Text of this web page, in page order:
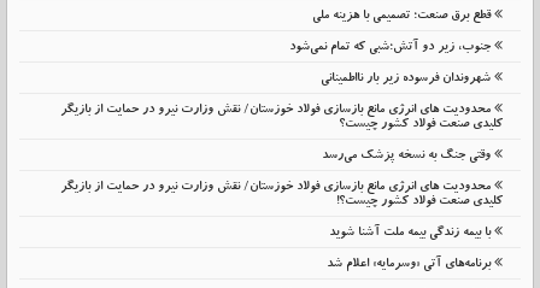
قطع برق صنعت؛ تصمیمی با هزینه ملی
جنوب، زیر دو آتش؛شبی که تمام نمی‌شود
شهروندان فرسوده زیر بار نااطمینانی
محدودیت های انرژی مانع بازسازی فولاد خوزستان/ نقش وزارت نیرو در حمایت از بازیگر
کلیدی صنعت فولاد کشور چیست؟
وقتی جنگ به نسخه پزشک می‌رسد
محدودیت های انرژی مانع بازسازی فولاد خوزستان/ نقش وزارت نیرو در حمایت از بازیگر
کلیدی صنعت فولاد کشور چیست؟!
با بیمه زندگی بیمه ملت آشنا شوید
برنامه‌های آتی «وسرمایه» اعلام شد